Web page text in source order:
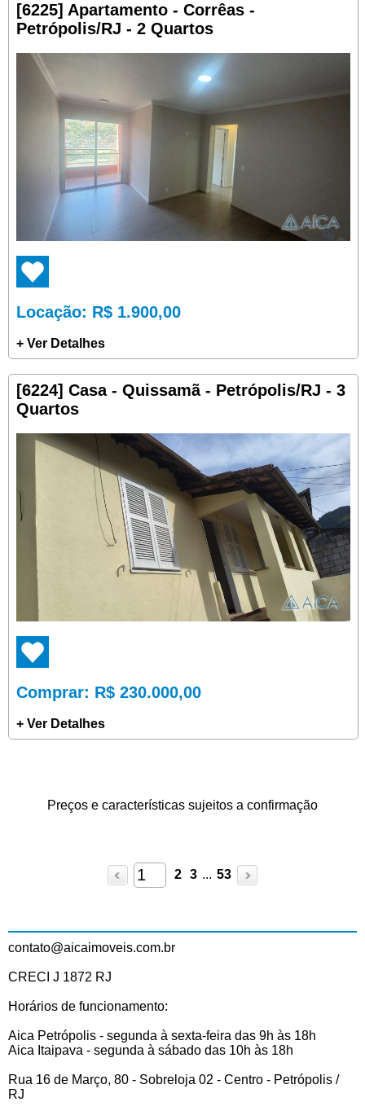
[6225] Apartamento - Corrêas -
Petrópolis/RJ - 2 Quartos
Locação: R$ 1.900,00
+ Ver Detalhes
[6224] Casa - Quissamã - Petrópolis/RJ - 3
Quartos
Comprar: R$ 230.000,00
+ Ver Detalhes
Preços e características sujeitos a confirmação
2 3 ... 53
contato@aicaimoveis.com.br
CRECI J 1872 RJ
Horários de funcionamento:
Aica Petrópolis - segunda à sexta-feira das 9h às 18h
Aica Itaipava - segunda à sábado das 10h às 18h
Rua 16 de Março, 80 - Sobreloja 02 - Centro - Petrópolis /
RJ